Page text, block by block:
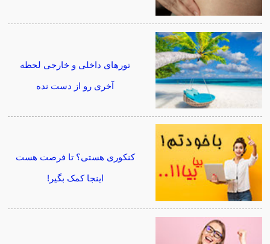
تورهای داخلی و خارجی لحظه
آخری رو از دست نده
کنکوری هستی؟ تا فرصت هست
اینجا کمک بگیر!